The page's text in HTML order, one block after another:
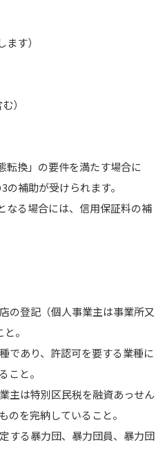
す）
）
転換」の要件を満たす場合に
補助が受けられます。
なる場合には、信用保証料の補
の登記（個人事業主は事業所又
。
であり、許認可を要する業種に
こと。
主は特別区民税を融資あっせん
のを完納していること。
する暴力団、暴力団員、暴力団